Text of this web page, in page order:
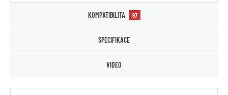
KOMPATIBILITA 97
SPECIFIKACE
VIDEO